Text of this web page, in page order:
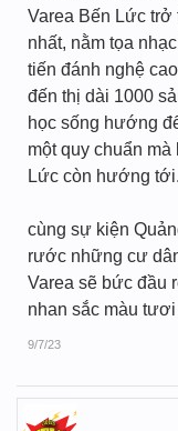
Varea Bến Lức trở
nhất, nằm tọa
tiến đánh nghệ
đến thị dài 1000
học sống hướng
một quy chuẩn
Lức còn hướng tới.
cùng sự kiện
rước những cư
Varea sẽ bức đầu
nhan sắc màu
9/7/23